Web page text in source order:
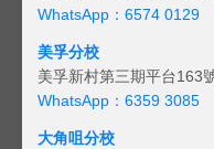
WhatsApp：6574 0129
美孚分校
美孚新村第三期平台163
WhatsApp：6359 3085
大角咀分校